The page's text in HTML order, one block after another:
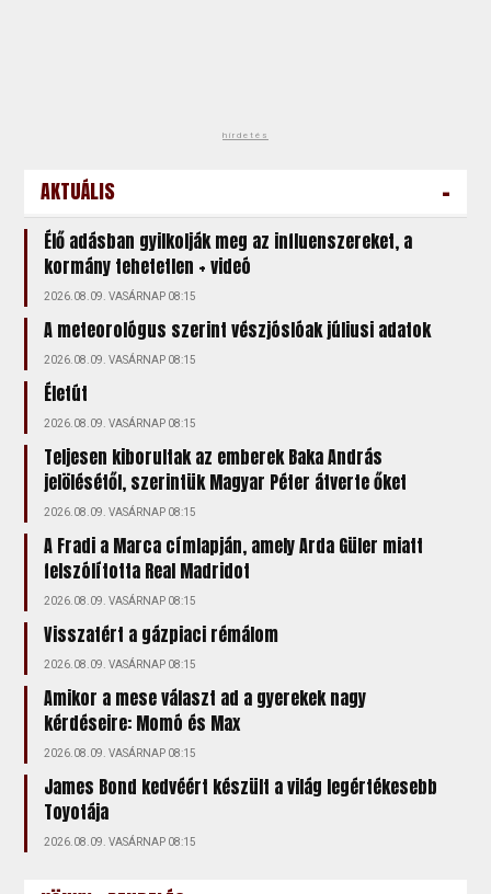
hirdetés
AKTUÁLIS -
Élő adásban gyilkolják meg az influenszereket, a
kormány tehetetlen + videó
2026.08.09. VASÁRNAP 08:15
A meteorológus szerint vészjóslóak júliusi adatok
2026.08.09. VASÁRNAP 08:15
Életút
2026.08.09. VASÁRNAP 08:15
Teljesen kiborultak az emberek Baka András
jelölésétől, szerintük Magyar Péter átverte őket
2026.08.09. VASÁRNAP 08:15
A Fradi a Marca címlapján, amely Arda Güler miatt
felszólította Real Madridot
2026.08.09. VASÁRNAP 08:15
Visszatért a gázpiaci rémálom
2026.08.09. VASÁRNAP 08:15
Amikor a mese választ ad a gyerekek nagy
kérdéseire: Momó és Max
2026.08.09. VASÁRNAP 08:15
James Bond kedvéért készült a világ legértékesebb
Toyotája
2026.08.09. VASÁRNAP 08:15